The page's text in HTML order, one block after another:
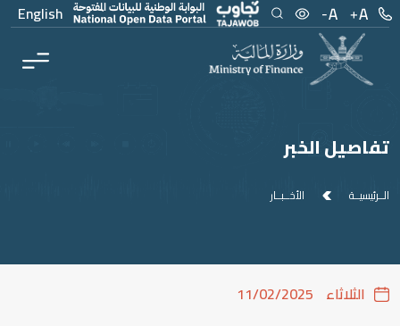
Menu
English Main Content
تفاصيل الخبر
الــرئيسيــة الأخــبــار
الثلاثاء 11/02/2025